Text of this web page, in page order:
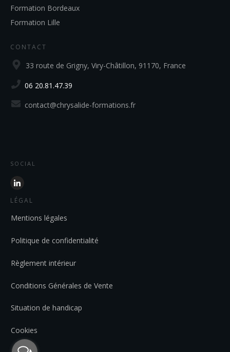
Formation Bordeaux
Formation Lille
CONTACT
33 route de Grigny, Viry-Châtillon, 91170, France
06 20.81.47.39
contact@chrysalide-formations.fr
SOCIAL
LÉGAL
Mentions légales
Politique de confidentialité
Règlement intérieur
Conditions Générales de Vente
Situation de handicap
Cookies